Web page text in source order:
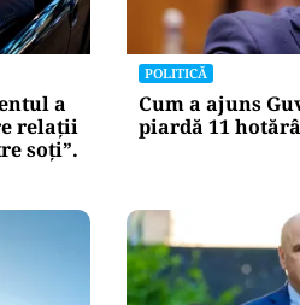
a
relații
soți”.
POLITICĂ
Cum a ajuns
piardă 11